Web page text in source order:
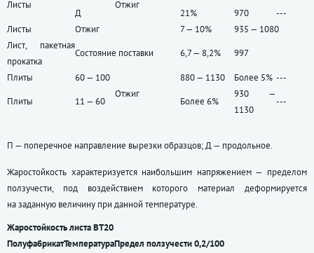
Листы
Отжиг
Д
21% 970
---
Листы
Отжиг 7 — 10%
935 — 1080
Лист, пакетная
прокатка
Состояние поставки 6,7 — 8,2% 997
Плиты
60 — 100
Отжиг
880 — 1130 Более 5% ---
Плиты
11 — 60 Более 6%
930 —
1130
---
П — поперечное направление вырезки образцов; Д — продольное.
Жаростойкость характеризуется наибольшим напряжением — пределом
ползучести, под воздействием которого материал деформируется
на заданную величину при данной температуре.
Жаростойкость листа ВТ20
ПолуфабрикатТемператураПредел ползучести 0,2/100